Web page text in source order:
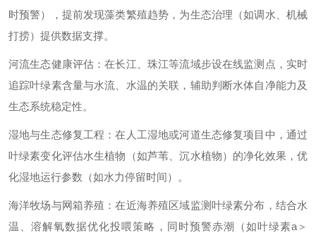
时预警），提前发现藻类繁殖趋势，为生态治理（如调水、机械
打捞）提供数据支撑。
河流生态健康评估：在长江、珠江等流域步设在线监测点，实时
追踪叶绿素含量与水流、水温的关联，辅助判断水体自净能力及
生态系统稳定性。
湿地与生态修复工程：在人工湿地或河道生态修复项目中，通过
叶绿素变化评估水生植物（如芦苇、沉水植物）的净化效果，优
化湿地运行参数（如水力停留时间）。
海洋牧场与网箱养殖：在近海养殖区域监测叶绿素分布，结合水
温、溶解氧数据优化投喂策略，同时预警赤潮（如叶绿素a＞